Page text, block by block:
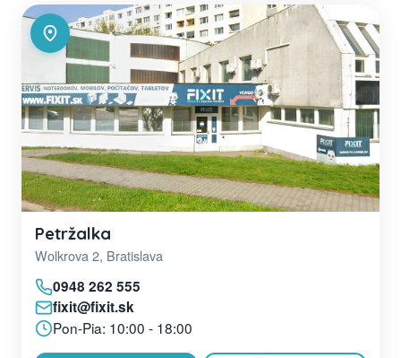
Petržalka
Wolkrova 2, Bratislava
0948 262 555
fixit@fixit.sk
Pon-Pia: 10:00 - 18:00